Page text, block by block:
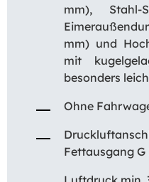
mm), Stahl-
mm) und
mit
besonders
Ohne
Fettausgang G